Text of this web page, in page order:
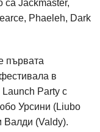
са Jackmaster,
Phaeleh, Dark
първата
в
Party с
Урсини (Liubo
Валди (Valdy).